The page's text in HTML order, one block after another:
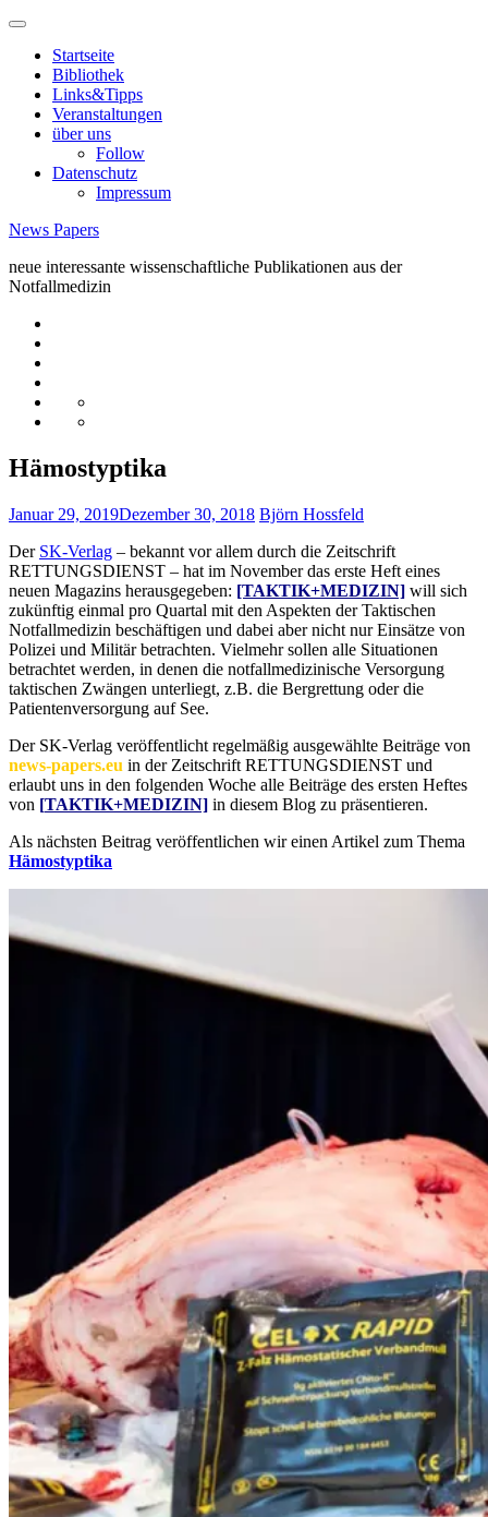
Skip
contentStartseite
Bibliothek
Links&Tipps
Veranstaltungen
über uns
Follow
Datenschutz
Impressum
News Papers
neue interessante wissenschaftliche Publikationen aus der
Notfallmedizin
über
Datenschutz
Hämostyptika
Januar 29, 2019Dezember 30, 2018 Björn Hossfeld
Der SK-Verlag – bekannt vor allem durch die Zeitschrift
RETTUNGSDIENST – hat im November das erste Heft eines
neuen Magazins herausgegeben: [TAKTIK+MEDIZIN] will sich
zukünftig einmal pro Quartal mit den Aspekten der Taktischen
Notfallmedizin beschäftigen und dabei aber nicht nur Einsätze von
Polizei und Militär betrachten. Vielmehr sollen alle Situationen
betrachtet werden, in denen die notfallmedizinische Versorgung
taktischen Zwängen unterliegt, z.B. die Bergrettung oder die
Patientenversorgung auf See.
Der SK-Verlag veröffentlicht regelmäßig ausgewählte Beiträge von
news-papers.eu in der Zeitschrift RETTUNGSDIENST und
erlaubt uns in den folgenden Woche alle Beiträge des ersten Heftes
von [TAKTIK+MEDIZIN] in diesem Blog zu präsentieren.
Als nächsten Beitrag veröffentlichen wir einen Artikel zum Thema
Hämostyptika